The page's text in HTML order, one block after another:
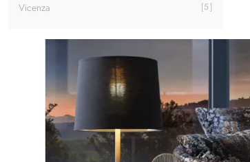
Vicenza 5